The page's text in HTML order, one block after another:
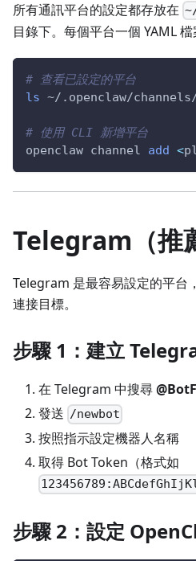
所有通訊平台的設定都存放在
目錄下。每個平台一個 YAML 檔
# 查看已設定的平台
ls ~/.openclaw/
# 使用 CLI 新增平台
openclaw channel add <
Telegram（推
Telegram 是最容易設定的平台
連接目標。
步驟 1：建立
在 Telegram 中搜尋
發送 /newbot
按照指示設定機器人名稱
取得 Bot Token（格式如
步驟 2：設定